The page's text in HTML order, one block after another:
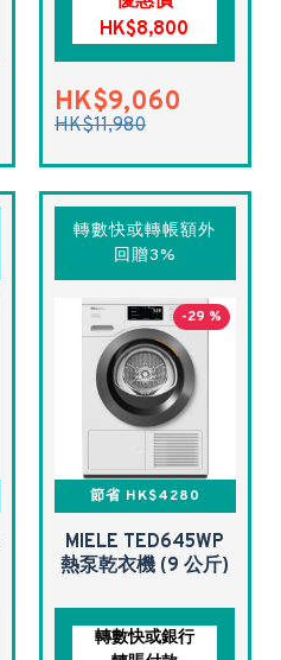
HK$8,800
HK$9,060
HK$11,980
轉數快或轉帳額外
回贈3%
-29 %
節省 HK$4280
MIELE TED645WP
熱泵乾衣機 (9 公斤)
轉數快或銀行